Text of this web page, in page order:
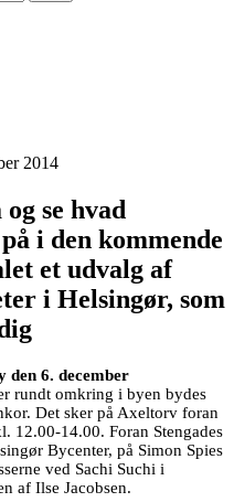
2014
se hvad
i den kommende
et udvalg af
i Helsingør, som
6. december
rundt omkring i byen bydes
Det sker på Axeltorv foran
12.00-14.00. Foran Stengades
Bycenter, på Simon Spies
ved Sachi Suchi i
af Ilse Jacobsen.